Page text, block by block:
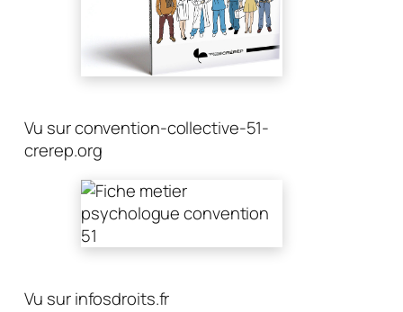
Vu sur convention-collective-51-
crerep.org
Vu sur infosdroits.fr